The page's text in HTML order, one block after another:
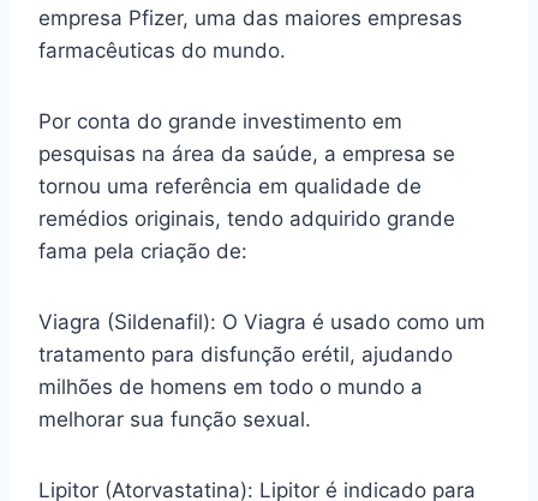
empresa Pfizer, uma das maiores empresas
farmacêuticas do mundo.
Por conta do grande investimento em
pesquisas na área da saúde, a empresa se
tornou uma referência em qualidade de
remédios originais, tendo adquirido grande
fama pela criação de:
Viagra (Sildenafil): O Viagra é usado como um
tratamento para disfunção erétil, ajudando
milhões de homens em todo o mundo a
melhorar sua função sexual.
Lipitor (Atorvastatina): Lipitor é indicado para